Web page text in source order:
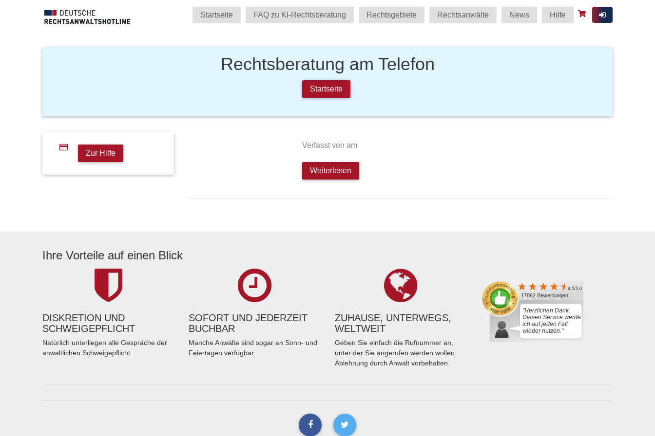
Startseite FAQ zu KI-Rechtsberatung Rechtsgebiete Rechtsanwälte News Hilfe
Rechtsberatung am Telefon
Startseite
Zur Hilfe
Verfasst von am
Weiterlesen
Ihre Vorteile auf einen Blick
DISKRETION UND
SCHWEIGEPFLICHT
Natürlich unterliegen alle Gespräche der
anwaltlichen Schweigepflicht.
SOFORT UND JEDERZEIT
BUCHBAR
Manche Anwälte sind sogar an Sonn- und
Feiertagen verfügbar.
ZUHAUSE, UNTERWEGS,
WELTWEIT
Geben Sie einfach die Rufnummer an,
unter der Sie angerufen werden wollen.
Ablehnung durch Anwalt vorbehalten.
4.5/5.0
17862 Bewertungen
"Herzlichen Dank.
Diesen Service werde
ich auf jeden Fall
wieder nutzen."